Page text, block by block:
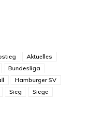
Aktuelles
Bundesliga
Hamburger SV
Sieg
Siege